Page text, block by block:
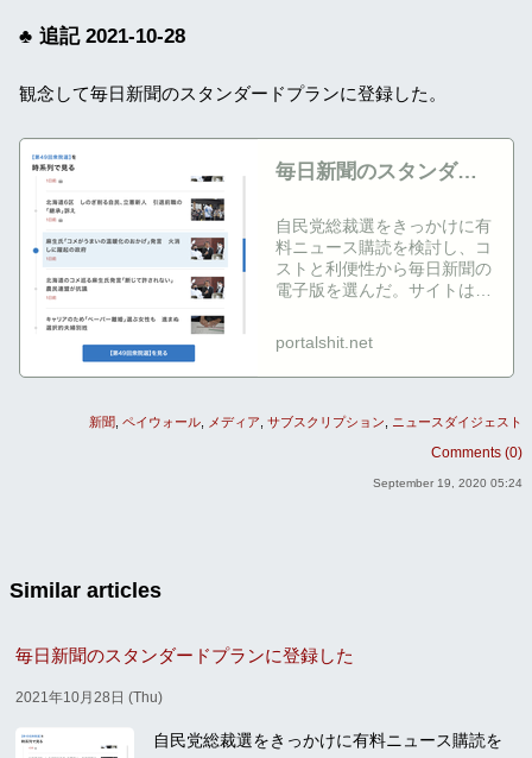
追記 2021-10-28
観念して毎日新聞のスタンダードプランに登録した。
毎日新聞のスタンダー
自民党総裁選をきっかけに有
料ニュース購読を検討し、コ
ストと利便性から毎日新聞の
電子版を選んだ。サイトはモ
ピーが改善され、検索・ブッ
クマーク・時系列表示などウ
ェブならで...
portalshit.net
新聞 ペイウォール メディア サブスクリプション ニュースダイジェスト
Comments (0)
September 19, 2020 05:24
Similar articles
毎日新聞のスタンダードプランに登録した
2021年10月28日 (Thu)
自民党総裁選をきっかけに有料ニュース購読を